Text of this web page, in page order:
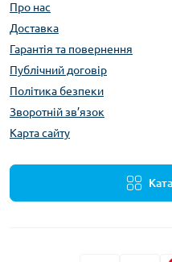
Про нас
Доставка
Гарантія та повернення
Публічний договір
Політика безпеки
Зворотній зв’язок
Карта сайту